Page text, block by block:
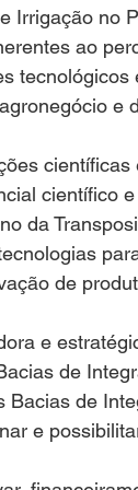
Irrigação no
ao
tecnológicos
e
científico
da
de
e
de
Bacias de
e